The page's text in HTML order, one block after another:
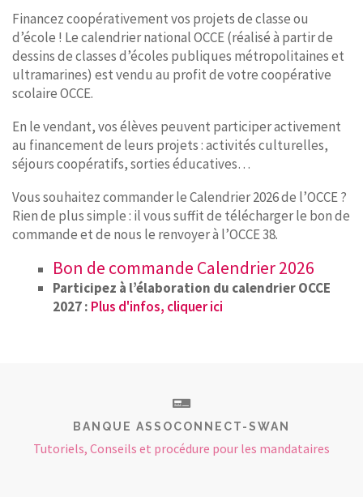
Financez coopérativement vos projets de classe ou
d’école ! Le calendrier national OCCE (réalisé à partir de
dessins de classes d’écoles publiques métropolitaines et
ultramarines) est vendu au profit de votre coopérative
scolaire OCCE.
En le vendant, vos élèves peuvent participer activement
au financement de leurs projets : activités culturelles,
séjours coopératifs, sorties éducatives…
Vous souhaitez commander le Calendrier 2026 de l’OCCE ?
Rien de plus simple : il vous suffit de télécharger le bon de
commande et de nous le renvoyer à l’OCCE 38.
Bon de commande Calendrier 2026
Participez à l’élaboration du calendrier OCCE
2027 : Plus d'infos, cliquer ici
BANQUE ASSOCONNECT-SWAN
Tutoriels, Conseils et procédure pour les mandataires